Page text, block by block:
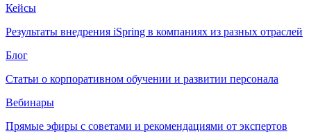
Кейсы
Результаты внедрения iSpring в компаниях из разных отраслей
Блог
Статьи о корпоративном обучении и развитии персонала
Вебинары
Прямые эфиры с советами и рекомендациями от экспертов